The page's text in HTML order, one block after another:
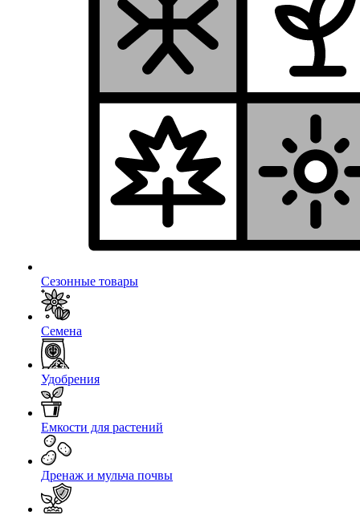
Сезонные товары
Семена
Удобрения
Емкости для растений
Дренаж и мульча почвы